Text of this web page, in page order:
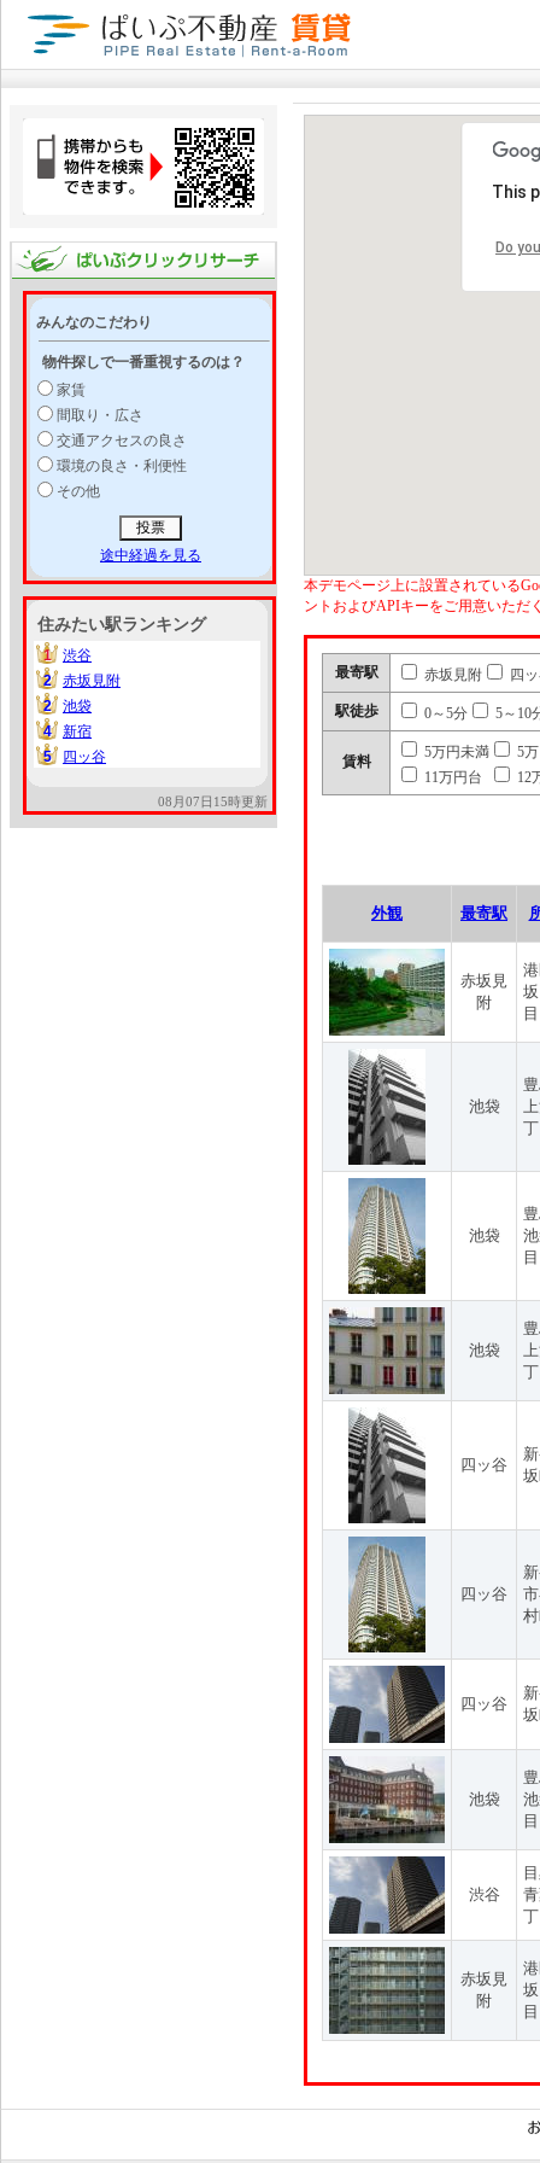
みんなのこだわり
物件探しで一番重視するのは？
家賃
間取り・広さ
交通アクセスの良さ
環境の良さ・利便性
その他
途中経過を見る
住みたい駅ランキング
1
1
渋谷
2
2
赤坂見附
2
2
池袋
4
4
新宿
5
5 四ッ谷
08月07日15時更新
This
Do
本デモページ上に設置されている
ントおよびAPIキーをご用意いただ
最寄駅 赤坂見附 四
駅徒歩 0～5分 5～10
賃料
5万円未満
5
11万円台
12
外観 最寄駅
赤坂見
附
目
池袋
池袋
目
池袋
四ッ谷
四ッ谷
四ッ谷
池袋
渋谷
赤坂見
附
目